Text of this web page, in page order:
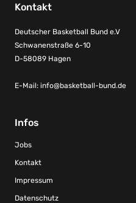
Kontakt
Deutscher Basketball Bund e.V
Schwanenstraße 6-10
D-58089 Hagen
E-Mail: info@basketball-bund.de
Infos
Jobs
Kontakt
Impressum
Datenschutz